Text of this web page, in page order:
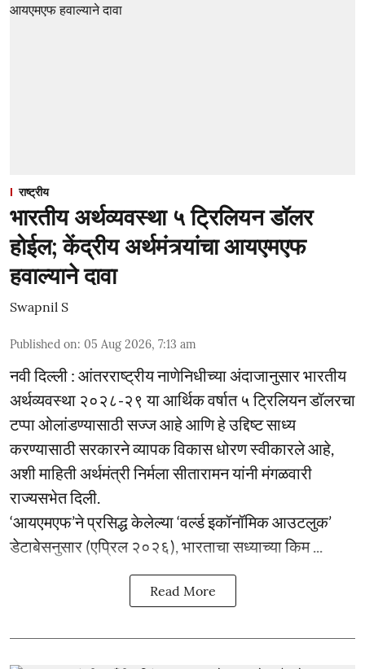
राष्ट्रीय
भारतीय अर्थव्यवस्था ५ ट्रिलियन डॉलर
होईल; केंद्रीय अर्थमंत्र्यांचा आयएमएफ
हवाल्याने दावा
Swapnil S
Published on: 05 Aug 2026, 7:13 am
नवी दिल्ली : आंतरराष्ट्रीय नाणेनिधीच्या अंदाजानुसार भारतीय
अर्थव्यवस्था २०२८-२९ या आर्थिक वर्षात ५ ट्रिलियन डॉलरचा
टप्पा ओलांडण्यासाठी सज्ज आहे आणि हे उद्दिष्ट साध्य
करण्यासाठी सरकारने व्यापक विकास धोरण स्वीकारले आहे,
अशी माहिती अर्थमंत्री निर्मला सीतारामन यांनी मंगळवारी
राज्यसभेत दिली.
‘आयएमएफ’ने प्रसिद्ध केलेल्या ‘वर्ल्ड इकॉनॉमिक आउटलुक’
डेटाबेसनुसार (एप्रिल २०२६), भारताचा सध्याच्या किम ...
Read More